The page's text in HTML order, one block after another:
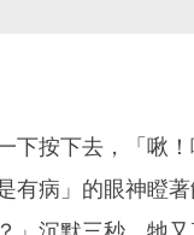
下按下去，「啾
有病」的眼神瞪